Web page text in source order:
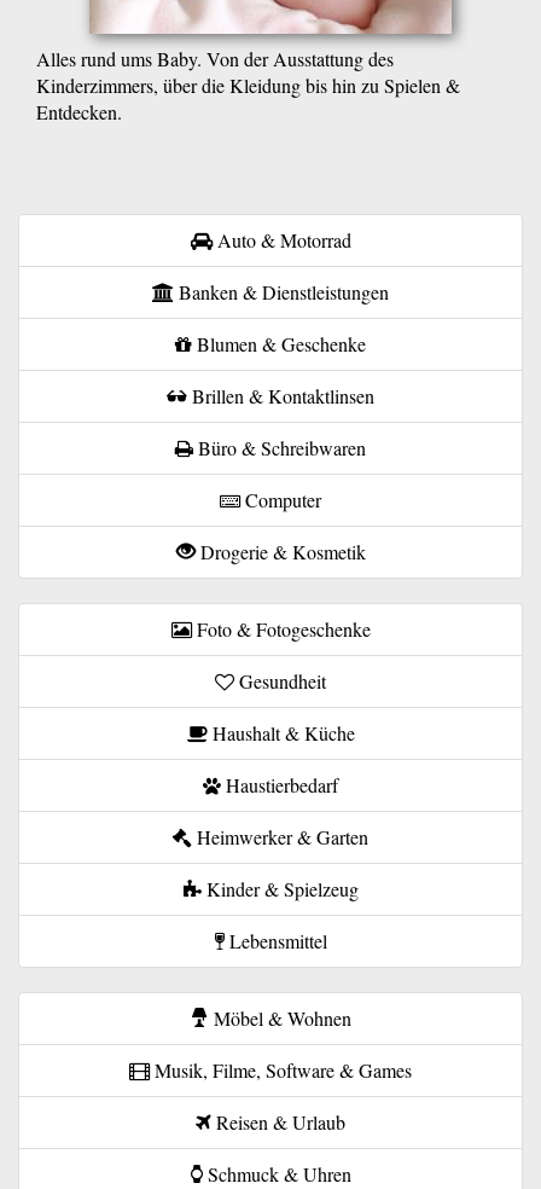
Alles rund ums Baby. Von der Ausstattung des
Kinderzimmers, über die Kleidung bis hin zu Spielen &
Entdecken.
Auto & Motorrad
Banken & Dienstleistungen
Blumen & Geschenke
Brillen & Kontaktlinsen
Büro & Schreibwaren
Computer
Drogerie & Kosmetik
Foto & Fotogeschenke
Gesundheit
Haushalt & Küche
Haustierbedarf
Heimwerker & Garten
Kinder & Spielzeug
Lebensmittel
Möbel & Wohnen
Musik, Filme, Software & Games
Reisen & Urlaub
Schmuck & Uhren